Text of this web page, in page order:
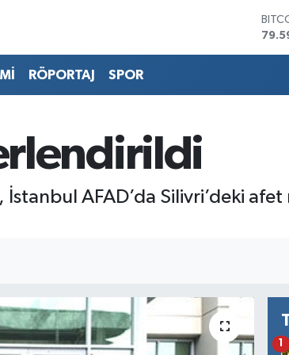
RÖPORTAJ SPOR
İstanbul AFAD’da Silivri’deki
1